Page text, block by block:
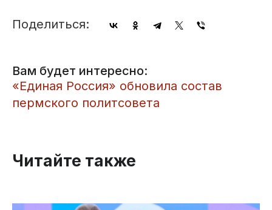
Поделиться:
Вам будет интересно:
​«Единая Россия» обновила состав
пермского политсовета
Читайте также